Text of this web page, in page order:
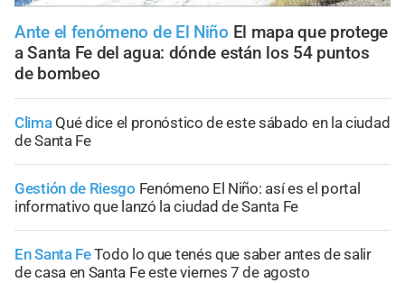
Ante el fenómeno de El Niño El mapa que protege
a Santa Fe del agua: dónde están los 54 puntos
de bombeo
Clima Qué dice el pronóstico de este sábado en la ciudad
de Santa Fe
Gestión de Riesgo Fenómeno El Niño: así es el portal
informativo que lanzó la ciudad de Santa Fe
En Santa FeTodo lo que tenés que saber antes de salir
de casa en Santa Fe este viernes 7 de agosto